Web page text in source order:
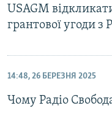
USAGM
грантової угоди з
14:48, 26 БЕРЕЗНЯ 2025
Чому Радіо